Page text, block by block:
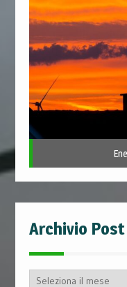
Archivio Post
Archivio